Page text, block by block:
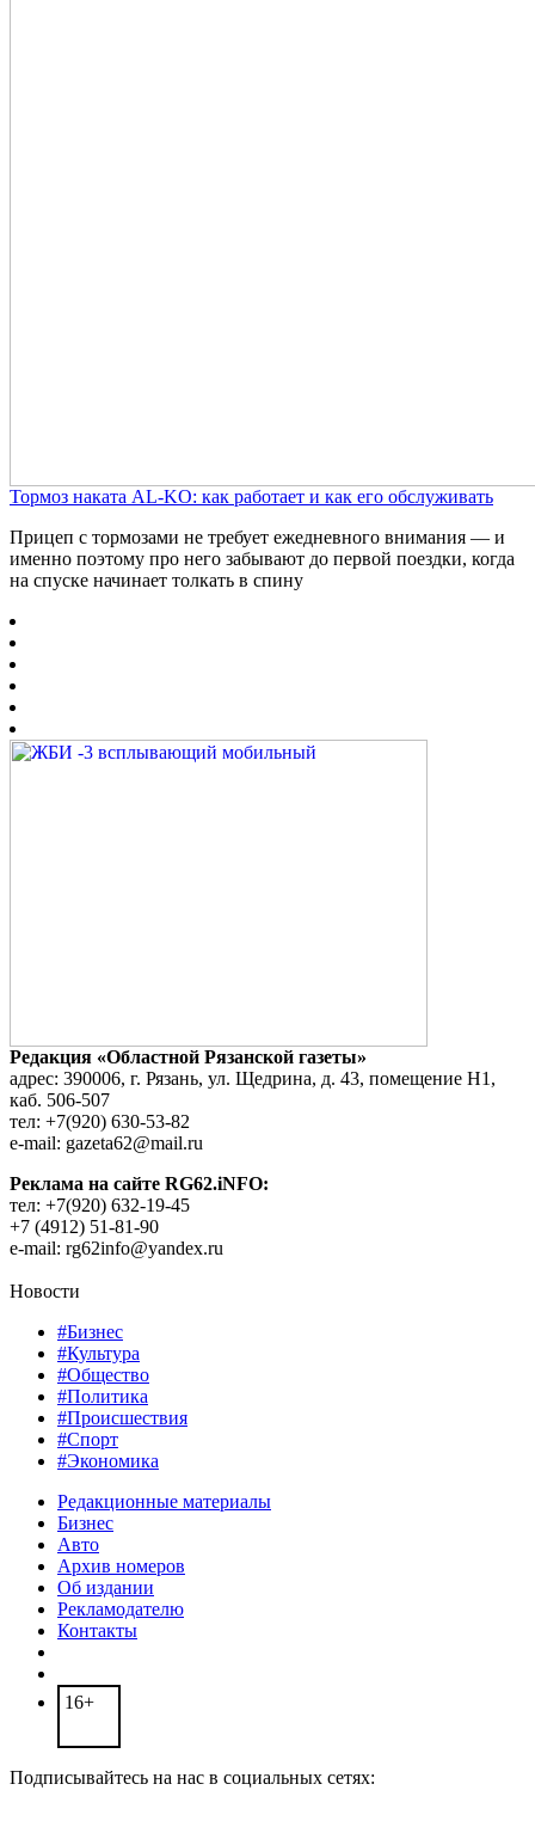
Тормоз наката AL-KO: как работает и как его обслуживать
Прицеп с тормозами не требует ежедневного внимания — и
именно поэтому про него забывают до первой поездки, когда
на спуске начинает толкать в спину
Редакция «Областной Рязанской газеты»
адрес: 390006, г. Рязань, ул. Щедрина, д. 43, помещение Н1,
каб. 506-507
тел: +7(920) 630-53-82
e-mail: gazeta62@mail.ru
Реклама на сайте RG62.iNFO:
тел: +7(920) 632-19-45
+7 (4912) 51-81-90
e-mail: rg62info@yandex.ru
Новости
#Бизнес
#Культура
#Общество
#Политика
#Происшествия
#Спорт
#Экономика
Редакционные материалы
Бизнес
Авто
Архив номеров
Об издании
Рекламодателю
Контакты
16+
Подписывайтесь на нас в социальных сетях: